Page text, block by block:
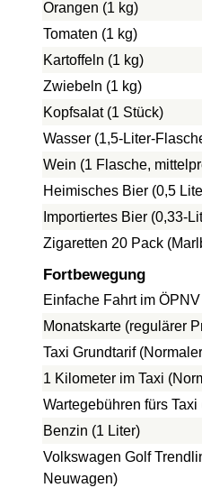
Orangen (1 kg)
Tomaten (1 kg)
Kartoffeln (1 kg)
Zwiebeln (1 kg)
Kopfsalat (1 Stück)
Wasser (1,5-Liter-
Wein (1 Flasche,
Heimisches Bier (0,5
Importiertes Bier (0,33-
Zigaretten 20 Pack
Fortbewegung
Einfache Fahrt im ÖPNV
Monatskarte (regulärer
Taxi Grundtarif
1 Kilometer im Taxi
Wartegebühren fürs Taxi
Benzin (1 Liter)
Volkswagen Golf
Neuwagen)